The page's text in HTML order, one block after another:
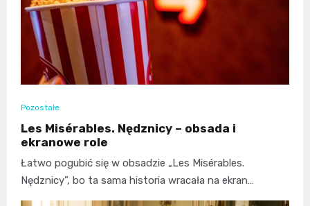
Pozostałe
Les Misérables. Nędznicy – obsada i
ekranowe role
Łatwo pogubić się w obsadzie „Les Misérables.
Nędznicy”, bo ta sama historia wracała na ekran…